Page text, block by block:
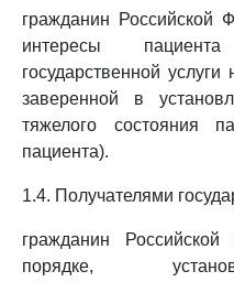
гражданин Российской
интересы
государственной
заверенной в
тяжелого состояния
пациента).
1.4. Получателями
гражданин
порядке,